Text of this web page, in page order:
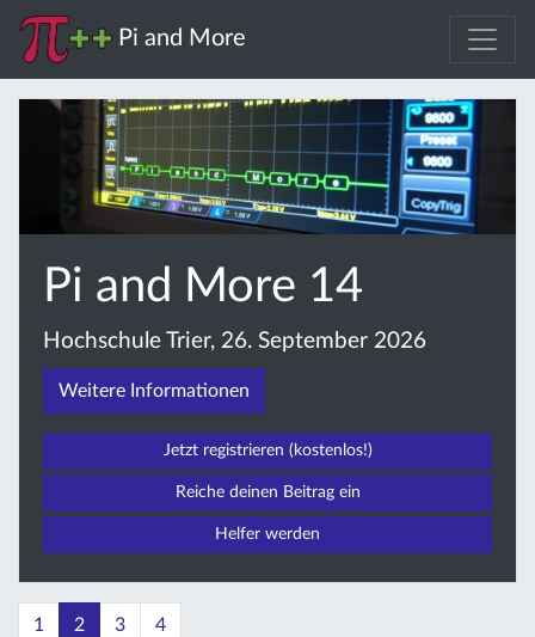
Pi and More
Pi and More 14
Hochschule Trier, 26. September 2026
Weitere Informationen
Jetzt registrieren (kostenlos!)
Reiche deinen Beitrag ein
Helfer werden
1 2 3 4